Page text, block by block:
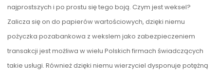
najprostszych i po prostu się tego boją. Czym jest weksel?
Zalicza się on do papierów wartościowych, dzięki niemu
pożyczka pozabankowa z wekslem jako zabezpieczeniem
transakcji jest możliwa w wielu Polskich firmach świadczących
takie usługi. Również dzięki niemu wierzyciel dysponuje potężną